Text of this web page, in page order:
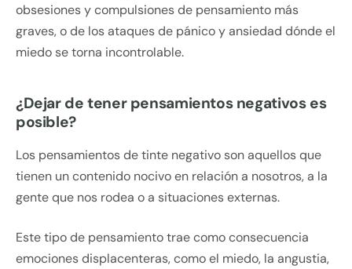
obsesiones y compulsiones de pensamiento más
graves, o de los ataques de pánico y ansiedad dónde el
miedo se torna incontrolable.
¿Dejar de tener pensamientos negativos es
posible?
Los pensamientos de tinte negativo son aquellos que
tienen un contenido nocivo en relación a nosotros, a la
gente que nos rodea o a situaciones externas.
Este tipo de pensamiento trae como consecuencia
emociones displacenteras, como el miedo, la angustia,